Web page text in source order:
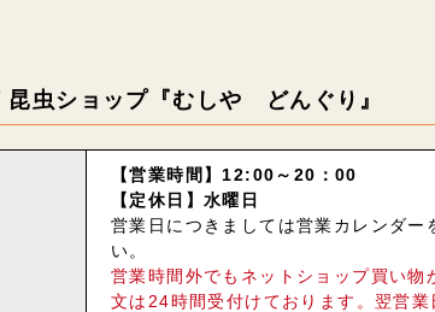
虫ショップ『むしや どんぐり』
【営業時間】12:00～20：00
【定休日】水曜日
営業日につきましては営業カレンダー
い。
営業時間外でもネットショップ買い物
文は24時間受付けております。翌営業